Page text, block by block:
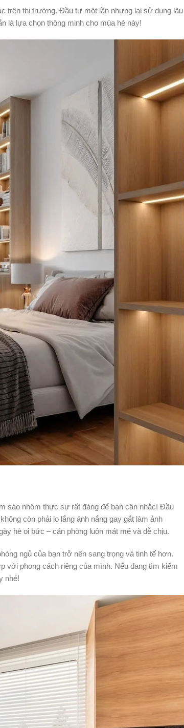
trên thị trường. Đầu tư một lần nhưng lại sử dụng lâu
là lựa chọn thông minh cho mùa hè này!
sáo nhôm thực sự rất đáng để bạn cân nhắc! Đầu
còn phải lo lắng ánh nắng gay gắt làm ảnh
hè oi bức – căn phòng luôn mát mẻ và dễ chịu.
ngủ của bạn trở nên sang trọng và tinh tế hơn.
với phong cách riêng của mình. Nếu đang tìm kiếm
nhé!